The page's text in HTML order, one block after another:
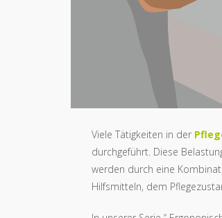
Viele Tätigkeiten in der
durchgeführt. Diese
werden durch eine
Hilfsmitteln, dem